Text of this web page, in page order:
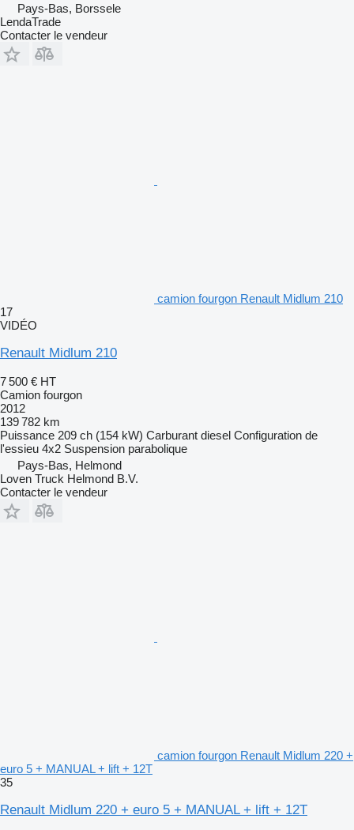
Pays-Bas, Borssele
LendaTrade
Contacter le vendeur
camion fourgon Renault Midlum 210
17
VIDÉO
Renault Midlum 210
7 500 € HT
Camion fourgon
2012
139 782 km
Puissance 209 ch (154 kW) Carburant diesel Configuration de
l'essieu 4x2 Suspension parabolique
Pays-Bas, Helmond
Loven Truck Helmond B.V.
Contacter le vendeur
camion fourgon Renault Midlum 220 +
euro 5 + MANUAL + lift + 12T
35
Renault Midlum 220 + euro 5 + MANUAL + lift + 12T